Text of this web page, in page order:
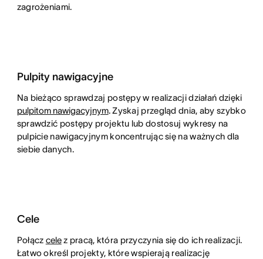
zagrożeniami.
Pulpity nawigacyjne
Na bieżąco sprawdzaj postępy w realizacji działań dzięki
pulpitom nawigacyjnym. Zyskaj przegląd dnia, aby szybko
sprawdzić postępy projektu lub dostosuj wykresy na
pulpicie nawigacyjnym koncentrując się na ważnych dla
siebie danych.
Cele
Połącz celez pracą, która przyczynia się do ich realizacji.
Łatwo określ projekty, które wspierają realizację